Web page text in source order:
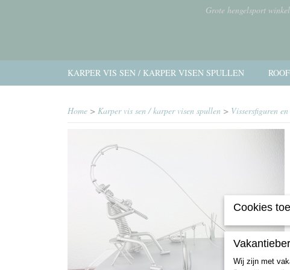
Grote hengelsport
KARPER VIS SEN / KARPER VISEN SPULLEN
Home > Karper vis sen / karper visen spullen > Vissersfiguren
Cookies
Wij zijn met